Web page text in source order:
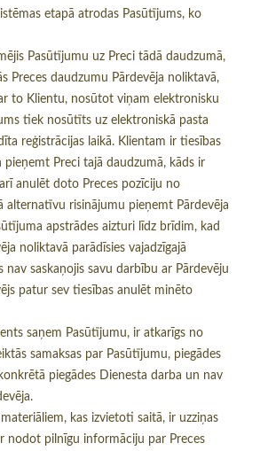
etapā atrodas Pasūtījums, ko
Pasūtījumu uz Preci tādā daudzumā,
Preces daudzumu Pārdevēja noliktavā,
to Klientu, nosūtot viņam elektronisku
tiek nosūtīts uz elektroniskā pasta
reģistrācijas laikā. Klientam ir tiesības
pieņemt Preci tajā daudzumā, kāds ir
anulēt doto Preces pozīciju no
alternatīvu risinājumu pieņemt Pārdevēja
apstrādes aizturi līdz brīdim, kad
noliktavā parādīsies vajadzīgajā
nav saskaņojis savu darbību ar Pārdevēju
patur sev tiesības anulēt minēto
saņem Pasūtījumu, ir atkarīgs no
samaksas par Pasūtījumu, piegādes
piegādes Dienesta darba un nav
kas izvietoti saitā, ir uzziņas
nodot pilnīgu informāciju par Preces